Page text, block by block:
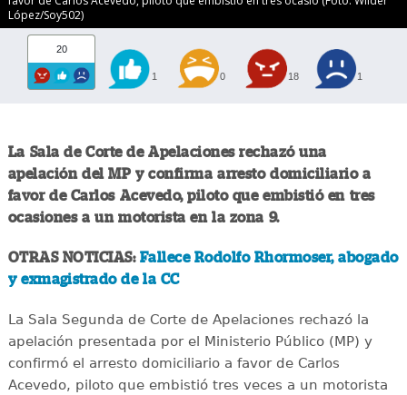
López/Soy502)
20
1 0 18 1
La Sala de Corte de Apelaciones rechazó una
apelación del MP y confirma arresto domiciliario a
favor de Carlos Acevedo, piloto que embistió en tres
ocasiones a un motorista en la zona 9.
OTRAS NOTICIAS: Fallece Rodolfo Rhormoser, abogado
y exmagistrado de la CC
La Sala Segunda de Corte de Apelaciones rechazó la
apelación presentada por el Ministerio Público (MP) y
confirmó el arresto domiciliario a favor de Carlos
Acevedo, piloto que embistió tres veces a un motorista